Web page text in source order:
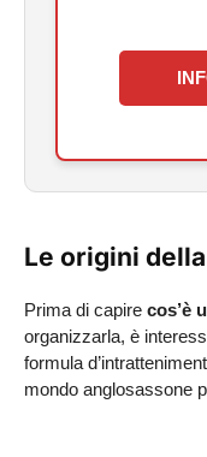
Le origini
Prima di capire cos’è
organizzarla, è
formula
mondo anglosassone